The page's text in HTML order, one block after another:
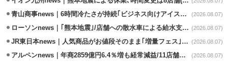
青山商事news｜6時間冷たさが持続｢ビジネス向けアイスベスト｣発売 (2026.08.07)
ローソンnews｜｢熊本地震｣/店舗への散水車による給水支援を開始 (2026.08.07)
JR東日本news｜人気商品がお値段そのまま｢増量フェス｣8/18から開催 (2026.08.07)
アルペンnews｜年商2859億円6.4％増も経常減益/11店舗出店､4店閉鎖 (2026.08.07)